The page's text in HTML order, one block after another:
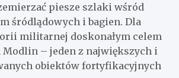
piesze szlaki wśród
śródlądowych i bagien. Dla
militarnej doskonałym celem
Modlin – jeden z największych i
obiektów fortyfikacyjnych